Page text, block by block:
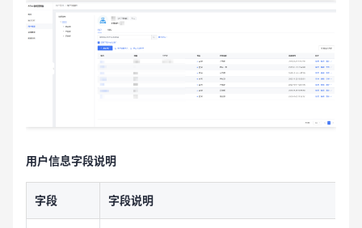
用户信息字段说明
字段 字段说明